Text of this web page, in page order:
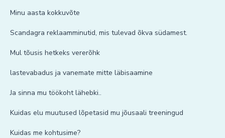
Minu aasta kokkuvõte
Scandagra reklaamminutid, mis tulevad õkva südamest.
Mul tõusis hetkeks vererõhk
lastevabadus ja vanemate mitte läbisaamine
Ja sinna mu töökoht lähebki..
Kuidas elu muutused lõpetasid mu jõusaali treeningud
Kuidas me kohtusime?